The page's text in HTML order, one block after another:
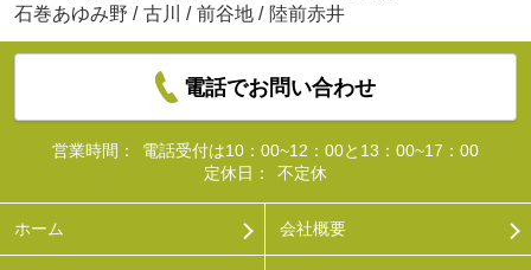
石巻あゆみ野 / 古川 / 前谷地 / 陸前赤井
電話でお問い合わせ
営業時間：
電話受付は10：00~12：00と13：00~17：00
定休日：
不定休
ホーム 会社概要